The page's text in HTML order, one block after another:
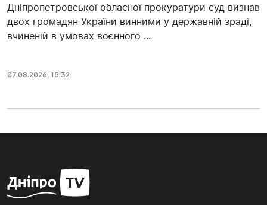
Дніпропетровської обласної прокуратури суд визнав
двох громадян України винними у державній зраді,
вчиненій в умовах воєнного ...
07.08.2026, 15:32